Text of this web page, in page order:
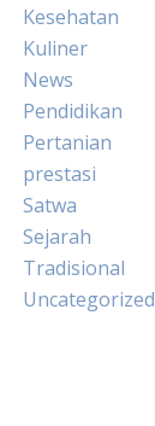
Kesehatan
Kuliner
News
Pendidikan
Pertanian
prestasi
Satwa
Sejarah
Tradisional
Uncategorized